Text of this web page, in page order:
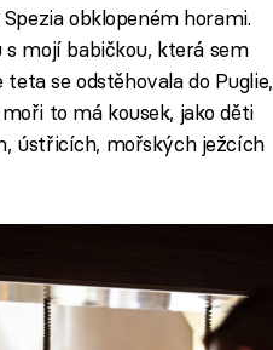
obklopeném horami.
s mojí babičkou, která sem
se odstěhovala do Puglie,
to má kousek, jako děti
ústřicích, mořských ježcích